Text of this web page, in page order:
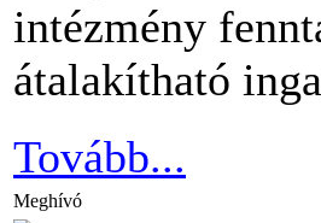
intézmény
átalakítható
Tovább...
Meghívó